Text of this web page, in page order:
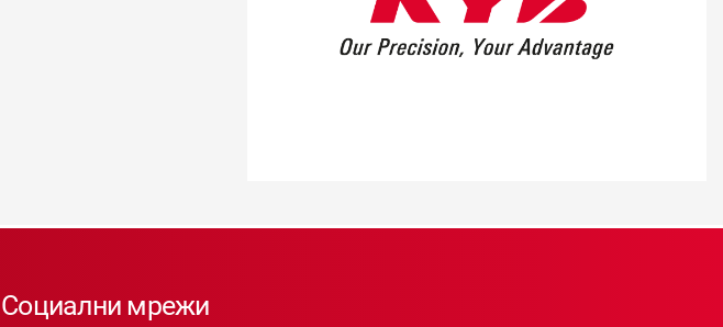
Социални мрежи